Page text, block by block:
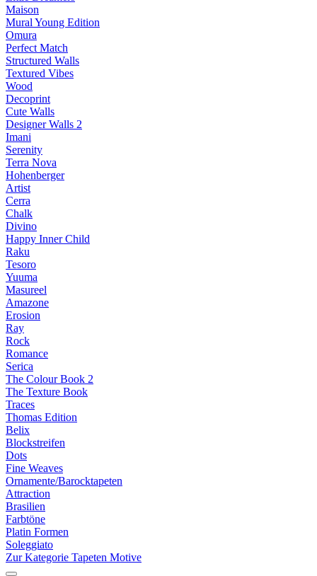
Maison
Mural Young Edition
Omura
Perfect Match
Structured Walls
Textured Vibes
Wood
Decoprint
Cute Walls
Designer Walls 2
Imani
Serenity
Terra Nova
Hohenberger
Artist
Cerra
Chalk
Divino
Happy Inner Child
Raku
Tesoro
Yuuma
Masureel
Amazone
Erosion
Ray
Rock
Romance
Serica
The Colour Book 2
The Texture Book
Traces
Thomas Edition
Belix
Blockstreifen
Dots
Fine Weaves
Ornamente/Barocktapeten
Attraction
Brasilien
Farbtöne
Platin Formen
Soleggiato
Zur Kategorie Tapeten Motive